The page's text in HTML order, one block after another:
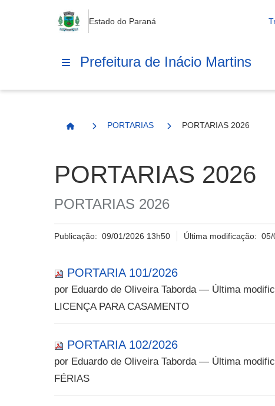
Estado do Paraná
Prefeitura de Inácio Martins
Página Inicial
PORTARIAS PORTARIAS 2026
PORTARIAS 2026
PORTARIAS 2026
Publicação: 09/01/2026 13h50 Última modificação:05/
PORTARIA 101/2026
por Eduardo de Oliveira Taborda — Última
LICENÇA PARA CASAMENTO
PORTARIA 102/2026
por Eduardo de Oliveira Taborda — Última
FÉRIAS